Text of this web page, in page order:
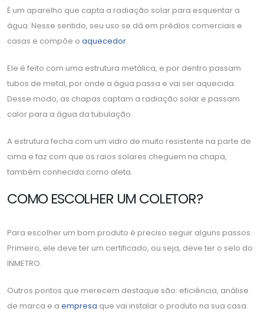
É um aparelho que capta a radiação solar para esquentar a
água. Nesse sentido, seu uso se dá em prédios comerciais e
casas e compõe o aquecedor.
Ele é feito com uma estrutura metálica, e por dentro passam
tubos de metal, por onde a água passa e vai ser aquecida.
Desse modo, as chapas captam a radiação solar e passam
calor para a água da tubulação.
A estrutura fecha com um vidro de muito resistente na parte de
cima e faz com que os raios solares cheguem na chapa,
também conhecida como aleta.
COMO ESCOLHER UM COLETOR?
Para escolher um bom produto é preciso seguir alguns passos.
Primeiro, ele deve ter um certificado, ou seja, deve ter o selo do
INMETRO.
Outros pontos que merecem destaque são: eficiência, análise
de marca e a empresa que vai instalar o produto na sua casa.